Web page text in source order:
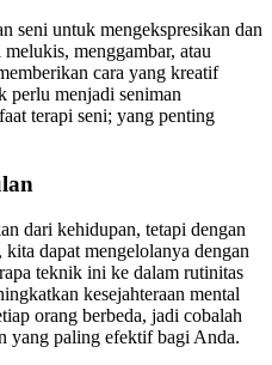
seni untuk mengekspresikan dan
menggambar, atau
cara yang kreatif
perlu menjadi seniman
terapi seni; yang penting
dari kehidupan, tetapi dengan
dapat mengelolanya dengan
teknik ini ke dalam rutinitas
kesejahteraan mental
orang berbeda, jadi cobalah
yang paling efektif bagi Anda.